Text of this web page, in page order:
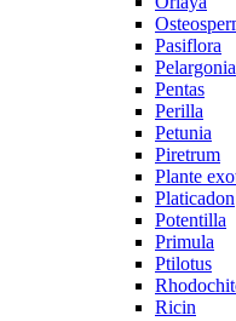
Pasiflora
Pelargonia
Pentas
Perilla
Petunia
Piretrum
Plante
Platicadon
Potentilla
Primula
Ptilotus
Ricin